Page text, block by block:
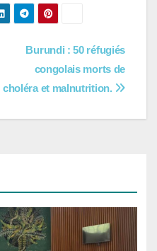
Burundi : 50 réfugiés
congolais morts de
choléra et malnutrition.